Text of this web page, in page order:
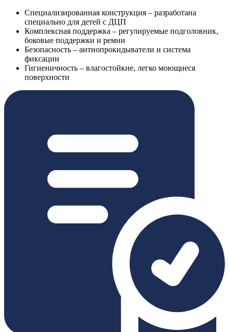
Специализированная конструкция – разработана
специально для детей с ДЦП
Комплексная поддержка – регулируемые подголовник,
боковые поддержки и ремни
Безопасность – антиопрокидыватели и система
фиксации
Гигиеничность – влагостойкие, легко моющиеся
поверхности